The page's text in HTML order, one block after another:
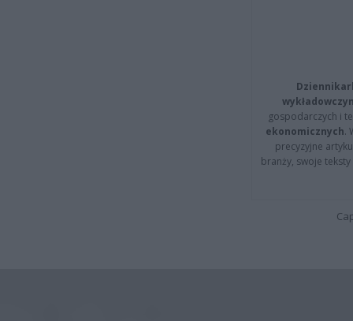
gospodarczych i
ekonomicznych.
precyzyjne
branży, swoje